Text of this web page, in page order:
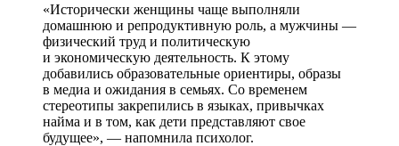
«Исторически женщины чаще выполняли
домашнюю и репродуктивную роль, а мужчины —
физический труд и политическую
и экономическую деятельность. К этому
добавились образовательные ориентиры, образы
в медиа и ожидания в семьях. Со временем
стереотипы закрепились в языках, привычках
найма и в том, как дети представляют свое
будущее», — напомнила психолог.